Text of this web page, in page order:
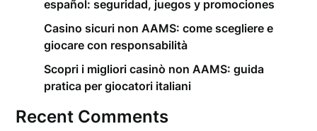
español: seguridad, juegos y promociones
Casino sicuri non AAMS: come scegliere e
giocare con responsabilità
Scopri i migliori casinò non AAMS: guida
pratica per giocatori italiani
Recent Comments